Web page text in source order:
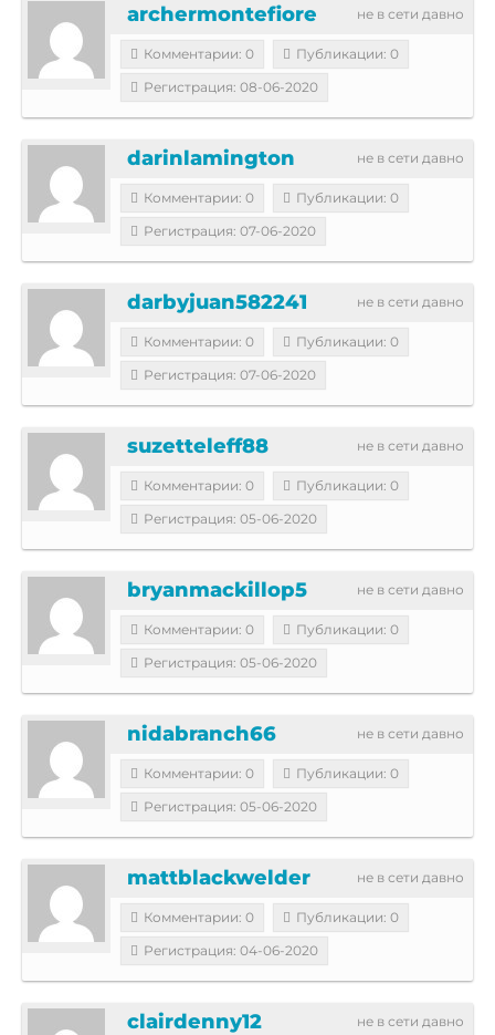
не в сети давно
archermontefiore
Комментарии: 0
Публикации: 0
Регистрация: 08-06-2020
не в сети давно
darinlamington
Комментарии: 0
Публикации: 0
Регистрация: 07-06-2020
не в сети давно
darbyjuan582241
Комментарии: 0
Публикации: 0
Регистрация: 07-06-2020
не в сети давно
suzetteleff88
Комментарии: 0
Публикации: 0
Регистрация: 05-06-2020
не в сети давно
bryanmackillop5
Комментарии: 0
Публикации: 0
Регистрация: 05-06-2020
не в сети давно
nidabranch66
Комментарии: 0
Публикации: 0
Регистрация: 05-06-2020
не в сети давно
mattblackwelder
Комментарии: 0
Публикации: 0
Регистрация: 04-06-2020
не в сети давно
clairdenny12